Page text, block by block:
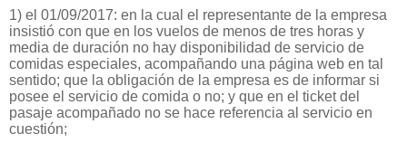
1) el 01/09/2017: en la cual el representante de la empresa
insistió con que en los vuelos de menos de tres horas y
media de duración no hay disponibilidad de servicio de
comidas especiales, acompañando una página web en tal
sentido; que la obligación de la empresa es de informar si
posee el servicio de comida o no; y que en el ticket del
pasaje acompañado no se hace referencia al servicio en
cuestión;